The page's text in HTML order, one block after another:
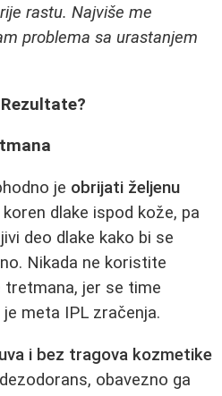
rastu. Najviše me
problema sa urastanjem
je obrijati željenu
dlake ispod kože, pa
deo dlake kako bi se
Nikada ne koristite
tretmana, jer se time
meta IPL zračenja.
i bez tragova kozmetike
obavezno ga